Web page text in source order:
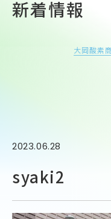
新着情報
大岡酸素
2023.06.28
syaki2